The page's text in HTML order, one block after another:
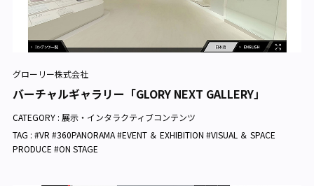
グローリー株式会社
バーチャルギャラリー「GLORY NEXT GALLERY」
CATEGORY : 展示・インタラクティブコンテンツ
TAG : #VR #360PANORAMA #EVENT ＆ EXHIBITION #VISUAL ＆ SPACE
PRODUCE #ON STAGE